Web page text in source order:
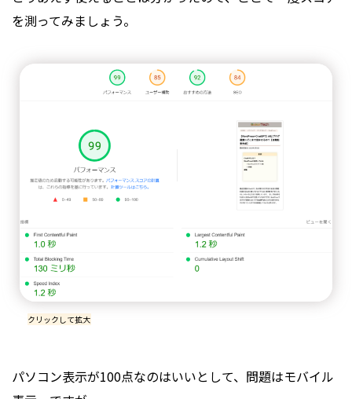
を測ってみましょう。
クリックして拡大
パソコン表示が100点なのはいいとして、問題はモバイル